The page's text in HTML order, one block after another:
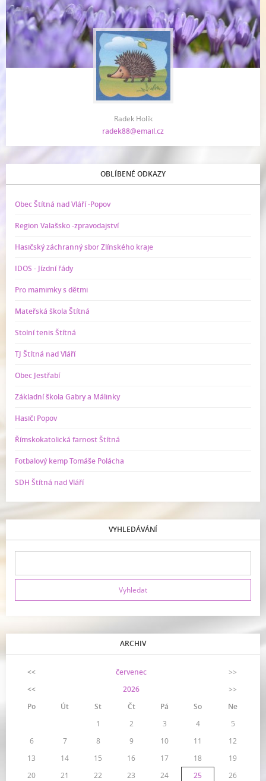
Radek Holík
radek88@email.cz
OBLÍBENÉ ODKAZY
Obec Štítná nad Vláří -Popov
Region Valašsko -zpravodajství
Hasičský záchranný sbor Zlínského kraje
IDOS - Jízdní řády
Pro mamimky s dětmi
Mateřská škola Štítná
Stolní tenis Štítná
TJ Štítná nad Vláří
Obec Jestřabí
Základní škola Gabry a Málinky
Hasiči Popov
Římskokatolická farnost Štítná
Fotbalový kemp Tomáše Polácha
SDH Štítná nad Vláří
VYHLEDÁVÁNÍ
ARCHIV
<< červenec
>>
<<
2026
>>
Po
Út St Čt Pá So
Ne
1
2 3 4
5
6
7 8 9 10 11
12
13
14 15 16 17 18
19
20
21 22 23 24 25
26